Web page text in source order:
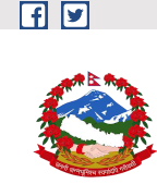
Skip to main content